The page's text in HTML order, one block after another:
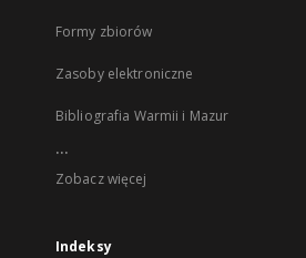
Formy zbiorów
Zasoby elektroniczne
Bibliografia Warmii i Mazur
...
Zobacz więcej
Indeksy